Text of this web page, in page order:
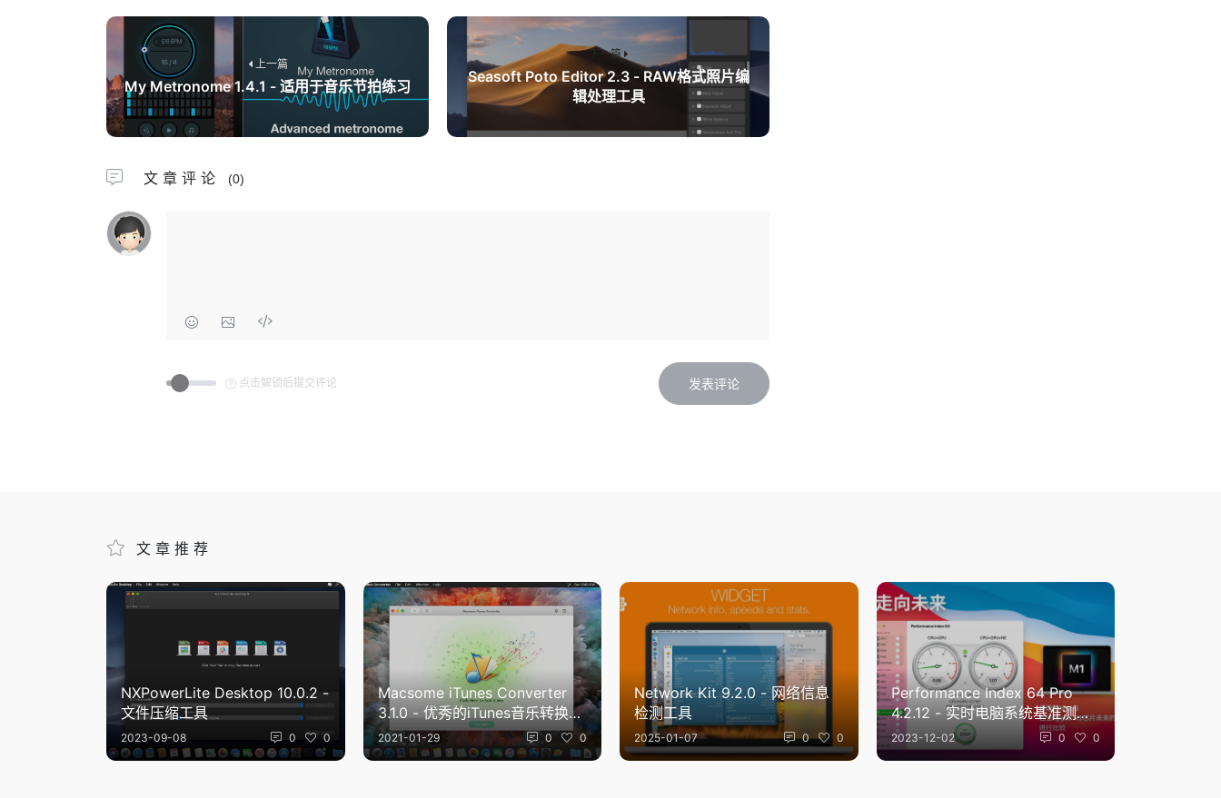
上一篇
My Metronome 1.4.1 - 适用于音乐节拍练习
下一篇
Seasoft Poto Editor 2.3 - RAW格式照片编
辑处理工具
文章评论 (0)
点击解锁后提交评论
文章推荐
NXPowerLite Desktop 10.0.2 -
文件压缩工具
2023-09-08 0 0
Macsome iTunes Converter
3.1.0 - 优秀的iTunes音乐转换工
具
2021-01-29 0 0
Network Kit 9.2.0 - 网络信息
检测工具
2025-01-07 0 0
Performance Index 64 Pro
4.2.12 - 实时电脑系统基准测试
软件
2023-12-02 0 0